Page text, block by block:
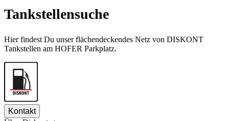
Tankstellensuche
Hier findest Du unser flächendeckendes Netz von DISKONT
Tankstellen am HOFER Parkplatz.
Kontakt